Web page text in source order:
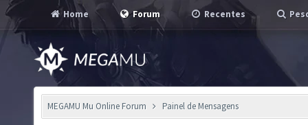
Home Forum Recentes
MEGAMU Mu Online Forum Painel de Mensagens